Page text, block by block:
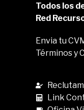
Todos los
Red
Envia tu CV
Términos y
Link